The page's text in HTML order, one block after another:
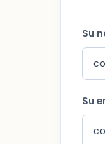
Su
Su